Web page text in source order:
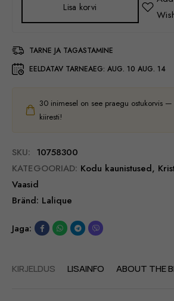
Lisa korvi
TARNE JA TAGASTAMINE
EELDATAV TARNEAEG: AUG. 10 AUG. 14
30 inimesel on see praegu ostukorvis
kiiresti!
SKU: 10758300
KATEGOORIAD: Kodu kaunistused,
Vaasid
Bränd: Lalique
Jaga:
KIRJELDUS LISAINFO ABOUT THE